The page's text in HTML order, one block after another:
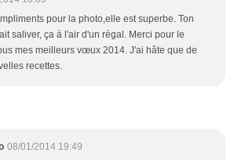
pour la photo,elle est superbe. Ton
saliver, ça à l'air d'un régal. Merci pour le
mes meilleurs vœux 2014. J'ai hâte que de
recettes.
08/01/2014 19:49